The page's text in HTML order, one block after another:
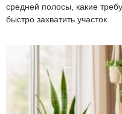
средней полосы, какие
быстро захватить участок.